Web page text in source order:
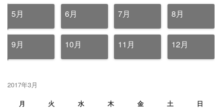
5月 6月 7月 8月
9月 10月 11月 12月
2017年3月
月
火 水 木 金 土 日